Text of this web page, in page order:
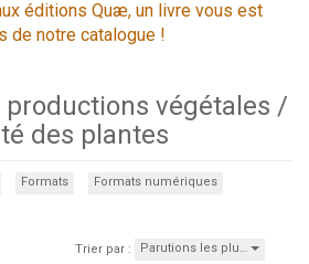
éditions Quæ, un livre vous est
de notre catalogue !
végétales /
des plantes
Formats
Formats numériques
Trier par : Parutions les plu…